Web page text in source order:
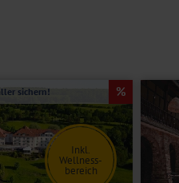
(nicht an Silvester).
Inkl.
Wellness-
bereich
sichern!